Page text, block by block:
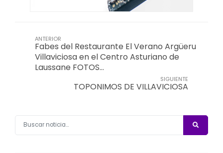
ANTERIOR
Fabes del Restaurante El Verano Argüeru
Villaviciosa en el Centro Asturiano de
Laussane FOTOS…
SIGUIENTE
TOPONIMOS DE VILLAVICIOSA